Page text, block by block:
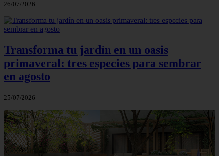
26/07/2026
Transforma tu jardín en un oasis
primaveral: tres especies para sembrar
en agosto
25/07/2026